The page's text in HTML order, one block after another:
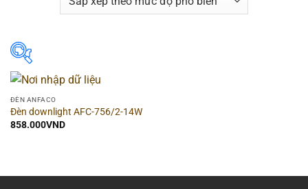
Hình dạng
ĐÈN ANFACO
Đèn downlight AFC-756/2-14W
858.000VND